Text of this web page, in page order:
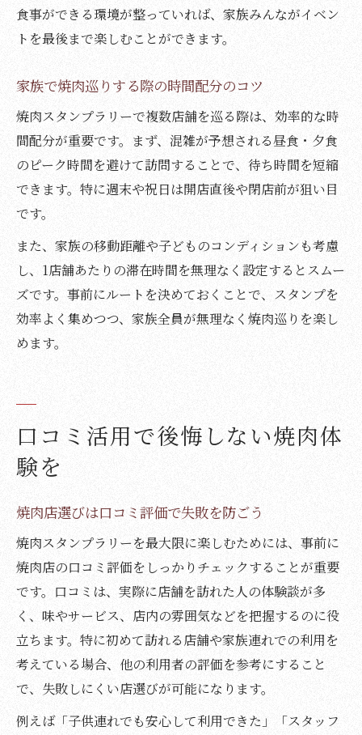
食事ができる環境が整っていれば、家族みんながイベン
トを最後まで楽しむことができます。
家族で焼肉巡りする際の時間配分のコツ
焼肉スタンプラリーで複数店舗を巡る際は、効率的な時
間配分が重要です。まず、混雑が予想される昼食・夕食
のピーク時間を避けて訪問することで、待ち時間を短縮
できます。特に週末や祝日は開店直後や閉店前が狙い目
です。
また、家族の移動距離や子どものコンディションも考慮
し、1店舗あたりの滞在時間を無理なく設定するとスムー
ズです。事前にルートを決めておくことで、スタンプを
効率よく集めつつ、家族全員が無理なく焼肉巡りを楽し
めます。
口コミ活用で後悔しない焼肉体
験を
焼肉店選びは口コミ評価で失敗を防ごう
焼肉スタンプラリーを最大限に楽しむためには、事前に
焼肉店の口コミ評価をしっかりチェックすることが重要
です。口コミは、実際に店舗を訪れた人の体験談が多
く、味やサービス、店内の雰囲気などを把握するのに役
立ちます。特に初めて訪れる店舗や家族連れでの利用を
考えている場合、他の利用者の評価を参考にすること
で、失敗しにくい店選びが可能になります。
例えば「子供連れでも安心して利用できた」「スタッフ